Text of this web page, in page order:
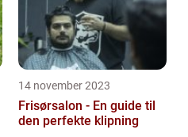
14 november 2023
Frisørsalon - En guide til
den perfekte klipning